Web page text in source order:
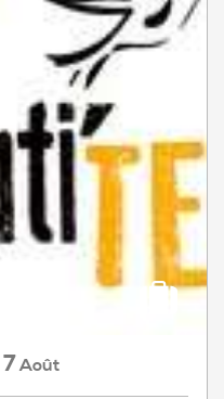
7Août